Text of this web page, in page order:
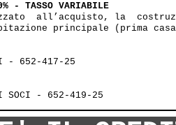
- TASSO VARIABILE
all’acquisto, la
principale (prima
- 652-417-25